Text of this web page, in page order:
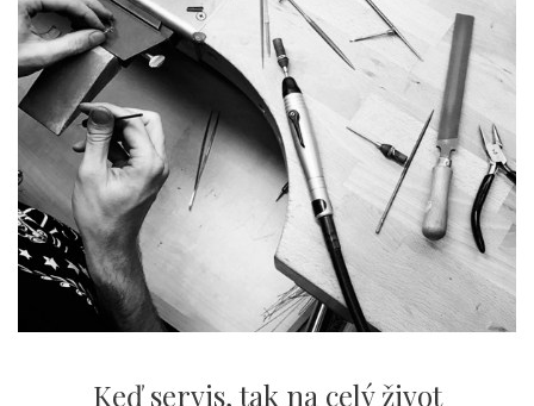
Keď servis,tak na celý život